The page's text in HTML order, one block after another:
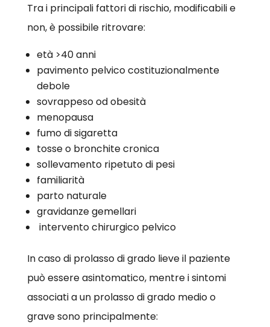
Tra i principali fattori di rischio, modificabili e
non, è possibile ritrovare:
età >40 anni
pavimento pelvico costituzionalmente
debole
sovrappeso od obesità
menopausa
fumo di sigaretta
tosse o bronchite cronica
sollevamento ripetuto di pesi
familiarità
parto naturale
gravidanze gemellari
intervento chirurgico pelvico
In caso di prolasso di grado lieve il paziente
può essere asintomatico, mentre i sintomi
associati a un prolasso di grado medio o
grave sono principalmente: